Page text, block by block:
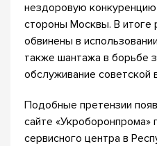
нездоровую
стороны Москвы. В итоге
обвинены в
также шантажа в борьбе
обслуживание советской
Подобные претензии
сайте «Укроборонпрома»
сервисного центра в